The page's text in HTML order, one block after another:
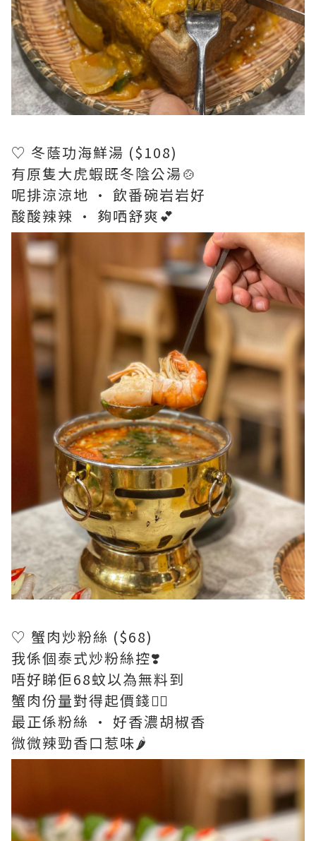
♡ 冬蔭功海鮮湯 ($108)
有原隻大虎蝦既冬陰公湯🍲
呢排涼涼地 · 飲番碗岩岩好
酸酸辣辣 · 夠哂舒爽💕
♡ 蟹肉炒粉絲 ($68)
我係個泰式炒粉絲控❣️
唔好睇佢68蚊以為無料到
蟹肉份量對得起價錢👍🏻
最正係粉絲 · 好香濃胡椒香
微微辣勁香口惹味🌶